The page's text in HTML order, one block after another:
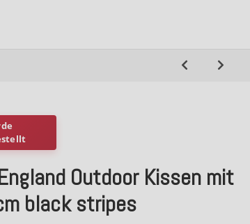
Outdoor Kissen mit
black stripes